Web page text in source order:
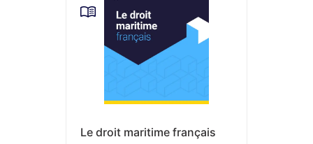
Le droit maritime français